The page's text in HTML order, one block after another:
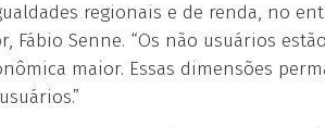
regionais e de renda, no
Fábio Senne. “Os não usuários
maior. Essas dimensões